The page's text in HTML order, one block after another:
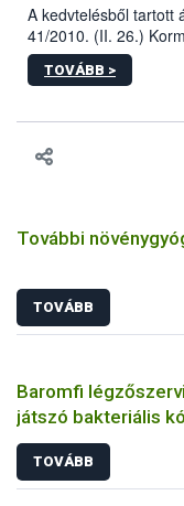
A kedvtelésből tartott
41/2010. (II. 26.)
sérülés, illetve ennek
hatósági feladatokat,
vonni az ebek
TOVÁBB >
További
TOVÁBB
Baromfi
játszó bakteriális
TOVÁBB